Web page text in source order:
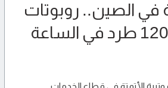
في الصين.. روبوتات
بشرية تفرز 1200 طرد في الساعة